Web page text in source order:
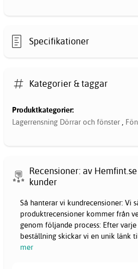
Specifikationer
Kategorier & taggar
Produktkategorier:
Lagerrensning Dörrar och fönster ,
Recensioner: av
kunder
Så hanterar vi kundrecensioner: Vi
produktrecensioner kommer från
genom följande process: Efter
beställning skickar vi en unik länk
mer